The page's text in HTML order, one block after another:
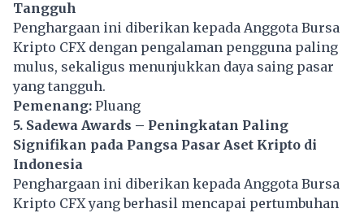
Tangguh
Penghargaan ini diberikan kepada Anggota Bursa
Kripto CFX dengan pengalaman pengguna paling
mulus, sekaligus menunjukkan daya saing pasar
yang tangguh.
Pemenang: Pluang
5. Sadewa Awards – Peningkatan Paling
Signifikan pada Pangsa Pasar Aset Kripto di
Indonesia
Penghargaan ini diberikan kepada Anggota Bursa
Kripto CFX yang berhasil mencapai pertumbuhan